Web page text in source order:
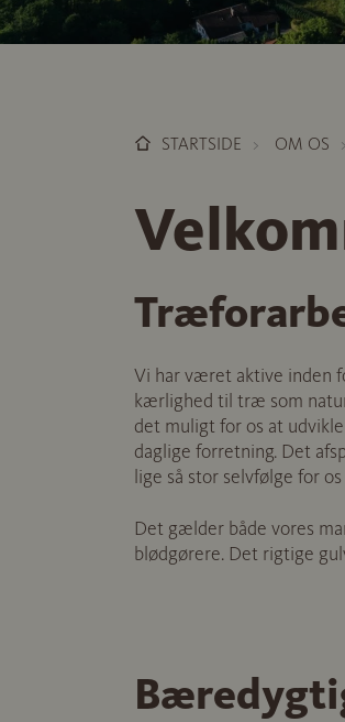
STARTSIDE OM OS
Vi har været aktive inden
kærlighed til træ som
det muligt for os at
daglige forretning. Det
lige så stor selvfølge for
Det gælder både vores
blødgørere. Det rigtige